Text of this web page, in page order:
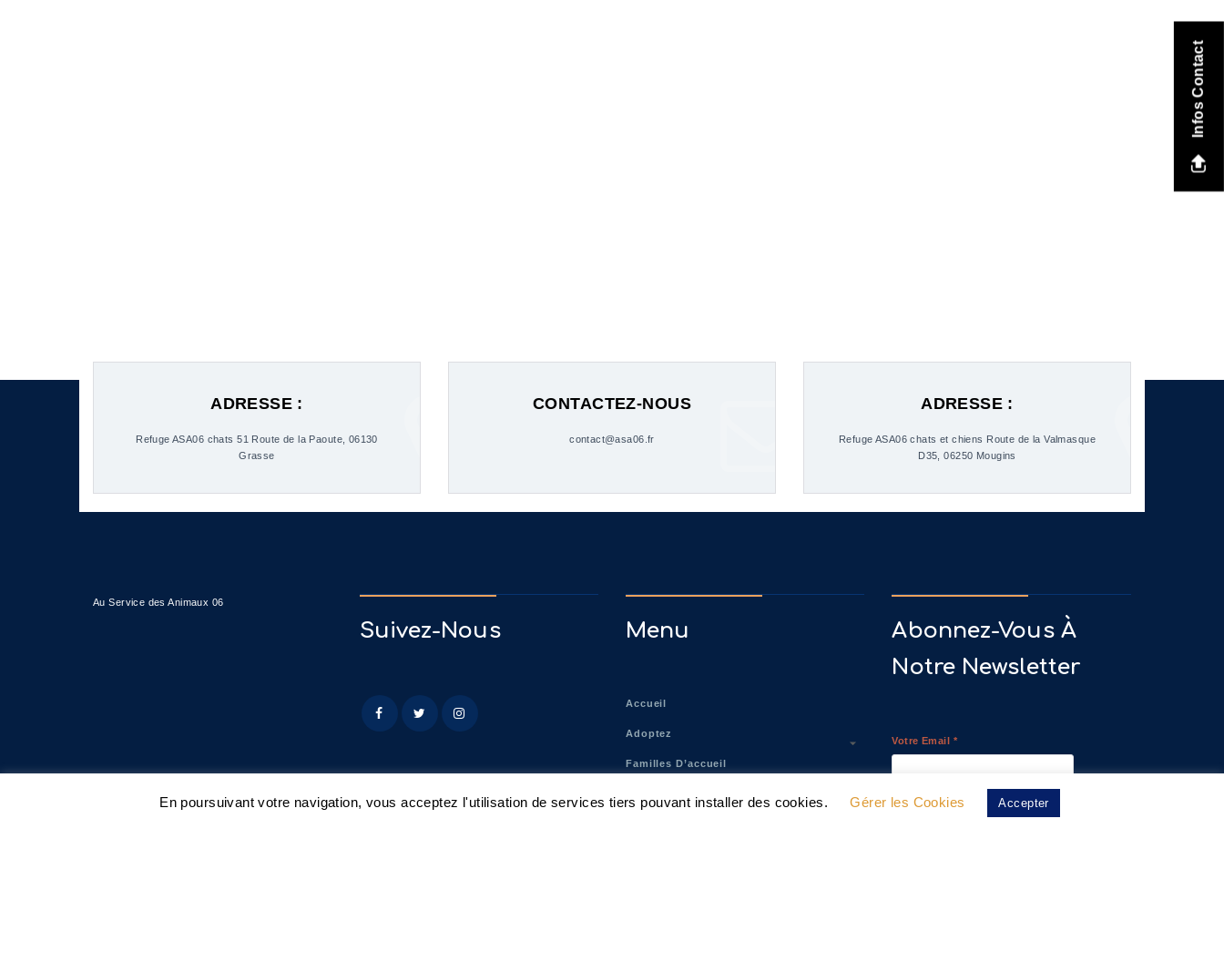
ADRESSE :
Refuge ASA06 chats 51 Route de la Paoute, 06130
Grasse
CONTACTEZ-NOUS
contact@asa06.fr
ADRESSE :
Refuge ASA06 chats et chiens Route de la Valmasque
D35, 06250 Mougins
Suivez-Nous Menu
Accueil
Adoptez
Familles D’accueil
Abonnez-Vous À
Notre Newsletter
Votre Email *
Nous gardons vos données privées et ne les
Au Service des Animaux 06
Infos Contact
En poursuivant votre navigation, vous acceptez l'utilisation de services tiers pouvant installer des cookies. Gérer les Cookies Accepter